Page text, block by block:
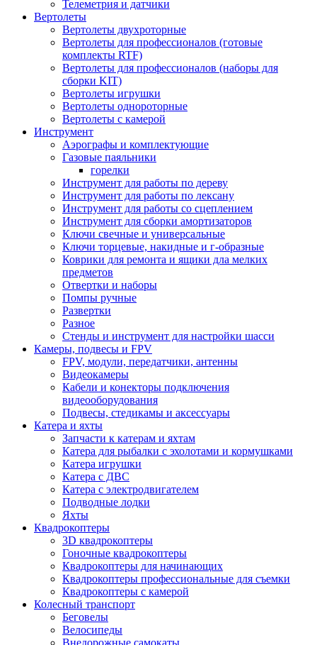
Телеметрия и датчики
Вертолеты
Вертолеты двухроторные
Вертолеты для профессионалов (готовые
комплекты RTF)
Вертолеты для профессионалов (наборы для
сборки KIT)
Вертолеты игрушки
Вертолеты однороторные
Вертолеты с камерой
Инструмент
Аэрографы и комплектующие
Газовые паяльники
горелки
Инструмент для работы по дереву
Инструмент для работы по лексану
Инструмент для работы со сцеплением
Инструмент для сборки амортизаторов
Ключи свечные и универсальные
Ключи торцевые, накидные и г-образные
Коврики для ремонта и ящики дла мелких
предметов
Отвертки и наборы
Помпы ручные
Развертки
Разное
Стенды и инструмент для настройки шасси
Камеры, подвесы и FPV
FPV, модули, передатчики, антенны
Видеокамеры
Кабели и конекторы подключения
видеооборудования
Подвесы, стедикамы и аксессуары
Катера и яхты
Запчасти к катерам и яхтам
Катера для рыбалки с эхолотами и кормушками
Катера игрушки
Катера с ДВС
Катера с электродвигателем
Подводные лодки
Яхты
Квадрокоптеры
3D квадрокоптеры
Гоночные квадрокоптеры
Квадрокоптеры для начинающих
Квадрокоптеры профессиональные для съемки
Квадрокоптеры с камерой
Колесный транспорт
Беговелы
Велосипеды
Внедорожные самокаты